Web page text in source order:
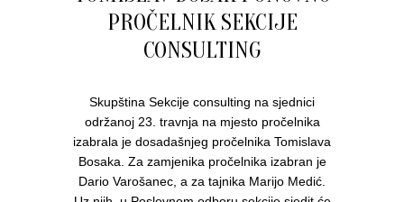
PROČELNIK SEKCIJE
CONSULTING
Skupština Sekcije consulting na sjednici
održanoj 23. travnja na mjesto pročelnika
izabrala je dosadašnjeg pročelnika Tomislava
Bosaka. Za zamjenika pročelnika izabran je
Dario Varošanec, a za tajnika Marijo Medić.